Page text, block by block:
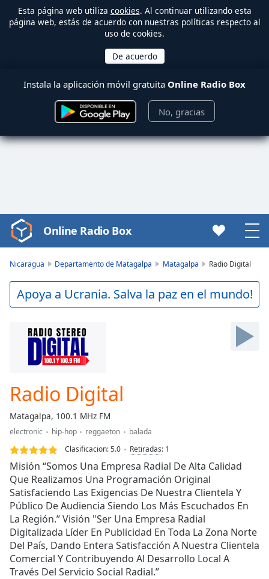
Esta página web utiliza cookies. Al continuar utilizando esta
página web, estás de acuerdo con nuestras políticas respecto al
uso de cookies.
Instala la aplicación móvil gratuita Online Radio Box
No, gracias
Video
Player
Play
Video
Skip
Backward
Current
Time0:00
Duration -:-
Loaded:
0.00%
Stream
TypeLIVE
Seek to
live,
currently
behind
live LIVE
Remaining
Time
Online Radio Box
Nicaragua Departamento de Matagalpa Matagalpa Radio Digital
Apoya a Ucrania. Salva la paz en el mundo!
Radio Digital
Matagalpa, 100.1 MHz FM
electronic hip-hop reggaeton
balada
Clasificacion:5.0 Retiradas: 1
Misión “Somos Una Empresa Radial De Alta Calidad
Que Realizamos Una Programación Original
Satisfaciendo Las Exigencias De Nuestra Clientela Y
Público De Audiencia Siendo Los Más Escuchados En
La Región.” Visión "Ser Una Empresa Radial
Digitalizada Líder En Publicidad En Toda La Zona Norte
Del País, Dando Entera Satisfacción A Nuestra Clientela
Comercial Y Contribuyendo Al Desarrollo Local A
Través Del Servicio Social Radial.”